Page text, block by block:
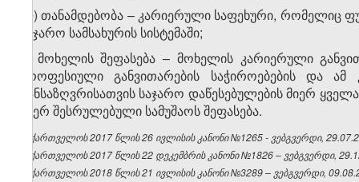
ლ) თანამდებობა – კარიერული საფეხური, რომელიც
საჯარო სამსახურის სისტემაში;
მ) მოხელის შეფასება – მოხელის კარიერული
პროფესიული განვითარების საჭიროებების და
განსაზღვრისათვის საჯარო დაწესებულების მიერ
მიერ შესრულებული სამუშაოს შეფასება.
საქართველოს 2017 წლის 26 ივლისის კანონი №1265 - ვებგვერდი,
საქართველოს 2017 წლის 22 დეკემბრის კანონი №1826 – ვებგვერდი,
საქართველოს 2018 წლის 21 ივლისის კანონი №3289 – ვებგვერდი,